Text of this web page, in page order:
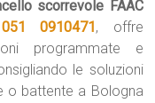
scorrevole FAAC
051 0910471, offre
programmate e
le soluzioni
o battente a Bologna